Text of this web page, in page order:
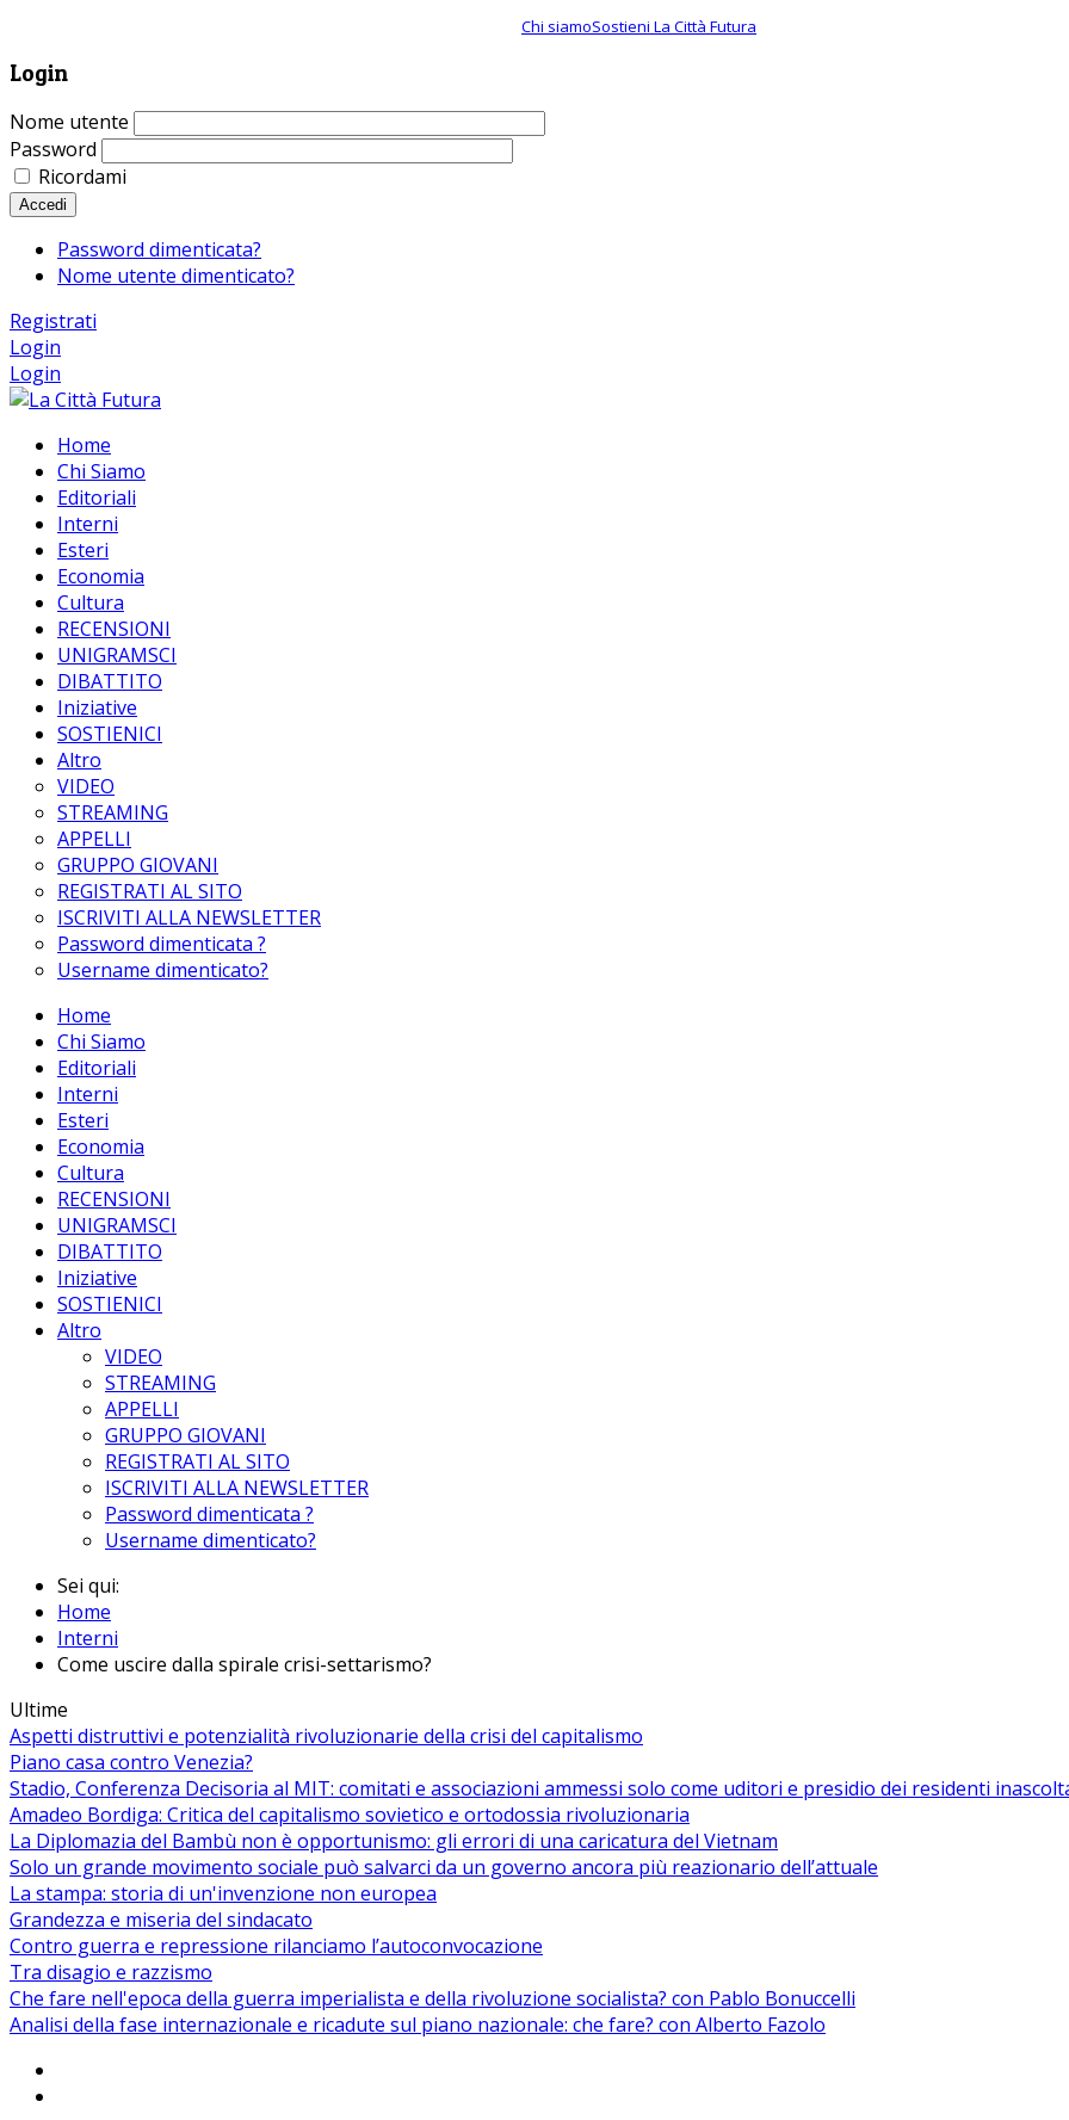
Chi siamoSostieni La Città Futura
Login
Nome utente
Password
Ricordami
Accedi
Password dimenticata?
Nome utente dimenticato?
Registrati
Login
Login
Home
Chi Siamo
Editoriali
Interni
Esteri
Economia
Cultura
RECENSIONI
UNIGRAMSCI
DIBATTITO
Iniziative
SOSTIENICI
Altro
VIDEO
STREAMING
APPELLI
GRUPPO GIOVANI
REGISTRATI AL SITO
ISCRIVITI ALLA NEWSLETTER
Password dimenticata ?
Username dimenticato?
Home
Chi Siamo
Editoriali
Interni
Esteri
Economia
Cultura
RECENSIONI
UNIGRAMSCI
DIBATTITO
Iniziative
SOSTIENICI
Altro
VIDEO
STREAMING
APPELLI
GRUPPO GIOVANI
REGISTRATI AL SITO
ISCRIVITI ALLA NEWSLETTER
Password dimenticata ?
Username dimenticato?
Sei qui:
Home
Interni
Come uscire dalla spirale crisi-settarismo?
Ultime
Aspetti distruttivi e potenzialità rivoluzionarie della crisi del capitalismo
Piano casa contro Venezia?
Stadio, Conferenza Decisoria al MIT: comitati e associazioni ammessi solo come uditori e presidio dei residenti
Amadeo Bordiga: Critica del capitalismo sovietico e ortodossia rivoluzionaria
La Diplomazia del Bambù non è opportunismo: gli errori di una caricatura del Vietnam
Solo un grande movimento sociale può salvarci da un governo ancora più reazionario dell’attuale
La stampa: storia di un'invenzione non europea
Grandezza e miseria del sindacato
Contro guerra e repressione rilanciamo l’autoconvocazione
Tra disagio e razzismo
Che fare nell'epoca della guerra imperialista e della rivoluzione socialista? con Pablo Bonuccelli
Analisi della fase internazionale e ricadute sul piano nazionale: che fare? con Alberto Fazolo